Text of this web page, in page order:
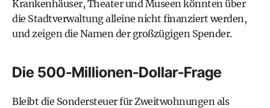
Krankenhäuser, Theater und Museen könnten über
die Stadtverwaltung alleine nicht finanziert werden,
und zeigen die Namen der großzügigen Spender.
Die 500-Millionen-Dollar-Frage
Bleibt die Sondersteuer für Zweitwohnungen als